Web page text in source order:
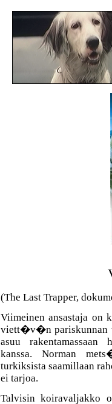
(The Last Trapper,
Viimeinen ansastaja on
viett�v�n pariskunnan
asuu
kanssa. Norman
turkiksista saamillaan
ei tarjoa.
Talvisin koiravaljakko